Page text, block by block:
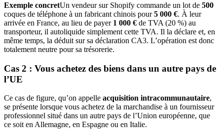
Exemple concretUn vendeur sur Shopify commande un lot de 500
coques de téléphone à un fabricant chinois pour5 000 €. À leur
arrivée en France, au lieu de payer 1 000 € de TVA (20 %) au
transporteur, il autoliquide simplement cette TVA. Il la déclare et, en
même temps, la déduit sur sa déclaration CA3. L’opération est donc
totalement neutre pour sa trésorerie.
Cas 2 : Vous achetez des biens dans un autre pays de
l’UE
Ce cas de figure, qu’on appelle acquisition intracommunautaire,
se présente lorsque vous achetez de la marchandise à un fournisseur
professionnel situé dans un autre pays de l’Union européenne, que
ce soit en Allemagne, en Espagne ou en Italie.